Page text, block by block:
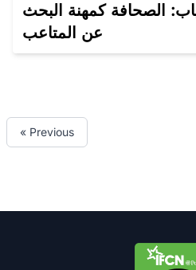
الصحافة كمهنة البحث
عن المتاعب
« Previous